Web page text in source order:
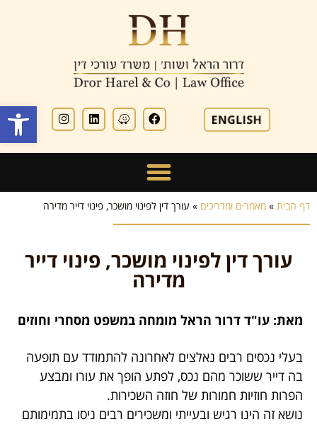
פתח
דף הבית » מאמרים ומדריכים » עורך דין לפינוי מושכר, פינוי דייר מדירה
עורך דין לפינוי מושכר, פינוי דייר
מדירה
מאת: עו"ד דרור הראל מומחה במשפט מסחרי וחוזים
בעלי נכסים רבים נאלצים לאחרונה להתמודד עם תופעה
בה דייר ששוכר מהם נכס, לפתע הופך את עורו ומבצע
הפרות חוזיות חמורות של חוזה השכירות.
נושא זה הינו רגיש ובעייתי ומשכירים רבים ניסו בתמימותם